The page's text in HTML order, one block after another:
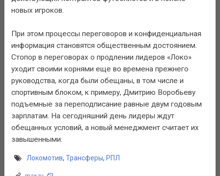
новых игроков.
При этом процессы переговоров и конфиденциальная
информация становятся общественным достоянием.
Стопор в переговорах о продлении лидеров «Локо»
уходит своими корнями еще во времена прежнего
руководства, когда были обещаны, в том числе и
спортивным блоком, к примеру, Дмитрию Воробьеву
подъемные за переподписание равные двум годовым
зарплатам. На сегодняшний день лидеры ждут
обещанных условий, а новый менеджмент считает их
завышенными.
Локомотив, Трансферы, РПЛ